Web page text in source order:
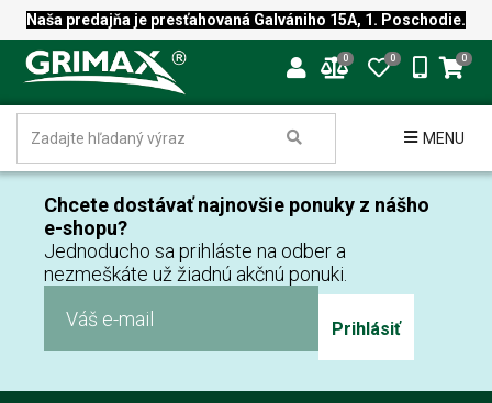
Naša predajňa je presťahovaná Galvániho 15A, 1. Poschodie.
0 0 0
MENU
Chcete dostávať najnovšie ponuky z nášho
e-shopu?
Jednoducho sa prihláste na odber a
nezmeškáte už žiadnú akčnú ponuki.
Prihlásiť